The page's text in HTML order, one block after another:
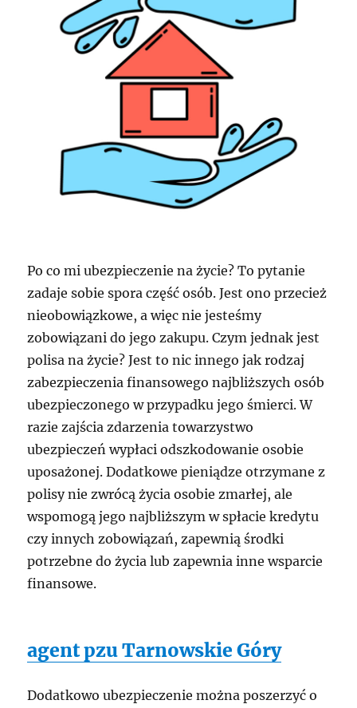
Po co mi ubezpieczenie na życie? To pytanie
zadaje sobie spora część osób. Jest ono przecież
nieobowiązkowe, a więc nie jesteśmy
zobowiązani do jego zakupu. Czym jednak jest
polisa na życie? Jest to nic innego jak rodzaj
zabezpieczenia finansowego najbliższych osób
ubezpieczonego w przypadku jego śmierci. W
razie zajścia zdarzenia towarzystwo
ubezpieczeń wypłaci odszkodowanie osobie
uposażonej. Dodatkowe pieniądze otrzymane z
polisy nie zwrócą życia osobie zmarłej, ale
wspomogą jego najbliższym w spłacie kredytu
czy innych zobowiązań, zapewnią środki
potrzebne do życia lub zapewnia inne wsparcie
finansowe.
agent pzu Tarnowskie Góry
Dodatkowo ubezpieczenie można poszerzyć o